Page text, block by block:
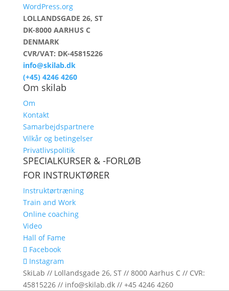
WordPress.org
LOLLANDSGADE 26, ST
DK-8000 AARHUS C
DENMARK
CVR/VAT: DK-45815226
info@skilab.dk
(+45) 4246 4260
Om skilab
Om
Kontakt
Samarbejdspartnere
Vilkår og betingelser
Privatlivspolitik
SPECIALKURSER & -FORLØB
FOR INSTRUKTØRER
Instruktørtræning
Train and Work
Online coaching
Video
Hall of Fame
Facebook
Instagram
SkiLab // Lollandsgade 26, ST // 8000 Aarhus C // CVR:
45815226 // info@skilab.dk // +45 4246 4260